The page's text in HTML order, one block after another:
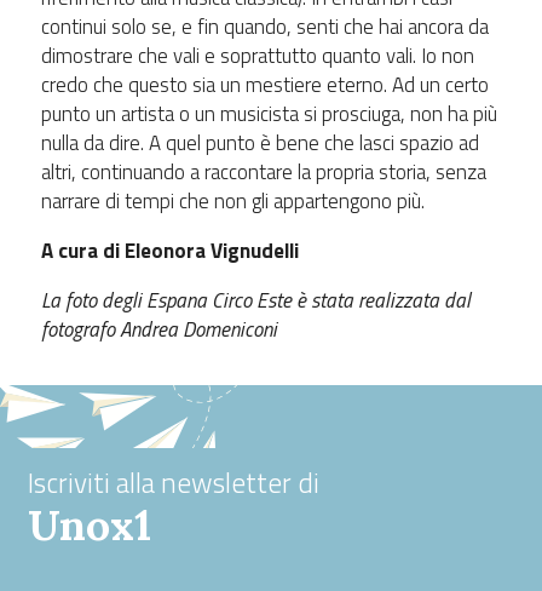
continui solo se, e fin quando, senti che hai ancora da
dimostrare che vali e soprattutto quanto vali. Io non
credo che questo sia un mestiere eterno. Ad un certo
punto un artista o un musicista si prosciuga, non ha più
nulla da dire. A quel punto è bene che lasci spazio ad
altri, continuando a raccontare la propria storia, senza
narrare di tempi che non gli appartengono più.
A cura di Eleonora Vignudelli
La foto degli Espana Circo Este è stata realizzata dal
fotografo Andrea Domeniconi
Iscriviti alla newsletter di
Unox1